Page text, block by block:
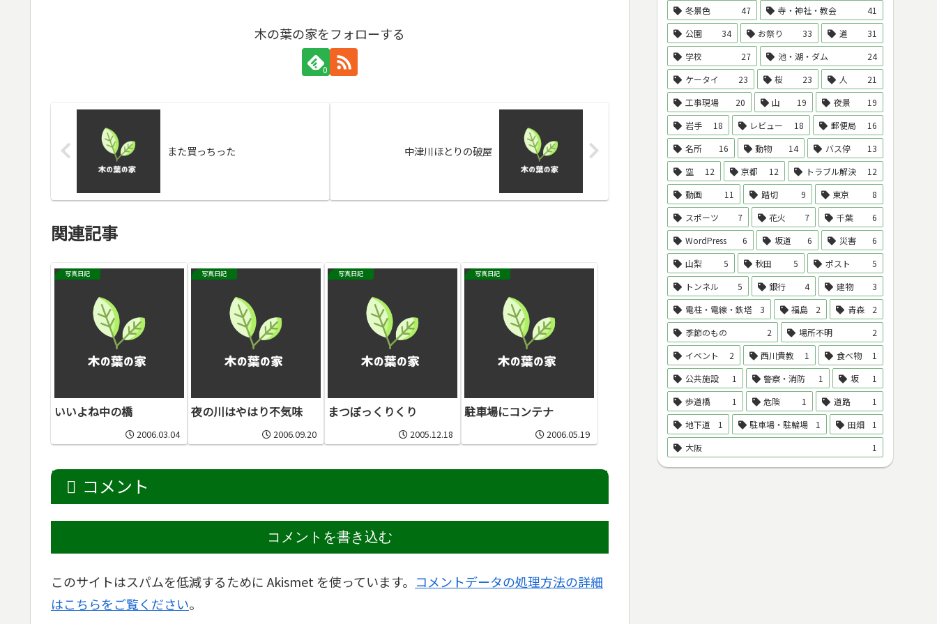
木の葉の家をフォローする
0
また買っちった 中津川ほとりの破屋
関連記事
写真日記
いいよね中の橋
2006.03.04
写真日記
夜の川はやはり不気味
2006.09.20
写真日記
まつぼっくりくり
2005.12.18
写真日記
駐車場にコンテナ
2006.05.19
コメント
コメントを書き込む
このサイトはスパムを低減するために Akismet を使っています。 コメントデータの処理方法の詳細
はこちらをご覧ください。
冬景色
47 寺・神社・教会
41
公園
34 お祭り 33 道
31
学校
27 池・湖・ダム
24
ケータイ
23 桜 23 人
21
工事現場
20 山 19 夜景
19
岩手
18 レビュー 18 郵便局
16
名所
16 動物 14 バス停
13
空
12 京都 12 トラブル解決
12
動画
11 踏切 9 東京
8
スポーツ
7 花火 7 千葉
6
WordPress
6 坂道 6 災害
6
山梨
5 秋田 5 ポスト
5
トンネル
5 銀行 4 建物
3
電柱・電線・鉄塔
3 福島 2 青森
2
季節のもの
2 場所不明
2
イベント
2 西川貴教 1 食べ物
1
公共施設
1 警察・消防 1 坂
1
歩道橋
1 危険 1 道路
1
地下道
1 駐車場・駐輪場 1 田畑
1
大阪
1